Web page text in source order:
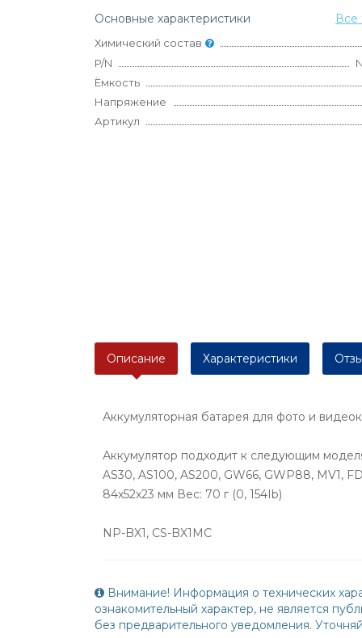
Основные характеристики Все
Химический состав
P/N
Ёмкость
Напряжение
Артикул
Описание Характеристики
Аккумуляторная батарея для фото и
Аккумулятор подходит к следующим
AS30, AS100, AS200, GW66, GWP88, MV1,
84x52x23 мм Вес: 70 г (0, 154Ib)
NP-BX1, CS-BX1MC
Внимание! Информация о технических
ознакомительный характер, не является
без предварительного уведомления.